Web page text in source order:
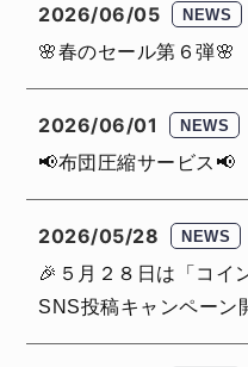
2026/06/05 NEWS
🌸春のセール第６弾🌸
2026/06/01 NEWS
📢布団圧縮サービス📢
2026/05/28 NEWS
🎉５月２８日は「コイ
SNS投稿キャンペーン